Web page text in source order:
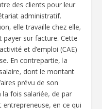
des clients pour leur
administratif.
elle travaille chez elle,
payer sur facture. Cette
et d’emploi (CAE)
En contrepartie, la
dont le montant
prévu de son
la fois salariée, de par
en ce qui